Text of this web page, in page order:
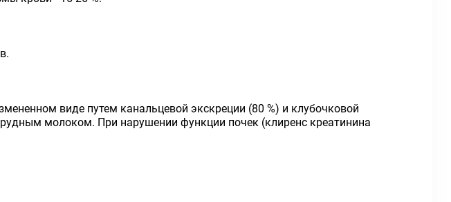
виде путем канальцевой экскреции (80 %) и клубочковой
молоком. При нарушении функции почек (клиренс креатинина